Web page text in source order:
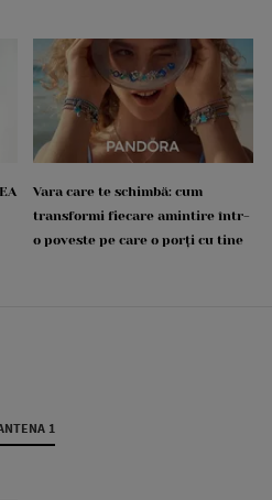
Vara care te schimbă: cum
transformi fiecare amintire într-
o poveste pe care o porți cu tine
1